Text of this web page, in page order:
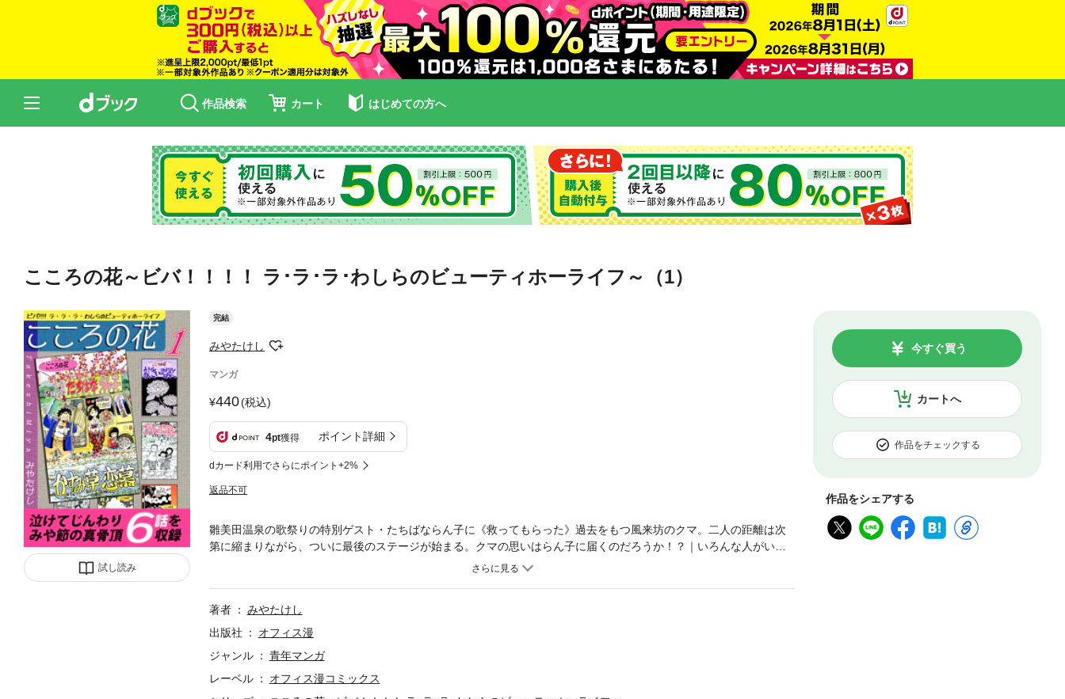
作品検索 カート はじめての方へ
こころの花～ビバ！！！！ ラ･ラ･ラ･わしらのビューティホーライフ～（1）
試し読み
完結
みやたけし
マンガ
440(税込)
4pt獲得 ポイント詳細
dカード利用でさらにポイント+2%
返品不可
カートへ
今すぐ買う
作品をチェックする
作品をシェアする
雛美田温泉の歌祭りの特別ゲスト・たちばならん子に《救ってもらった》過去をもつ風来坊のクマ。二人の距離は次
第に縮まりながら、ついに最後のステージが始まる。クマの思いはらん子に届くのだろうか！？｜いろんな人がい
て、いろんな生き様がある。そしてそれぞれに……《こころの花》があるという。読めばちょっと優しくなれる１話
ぞみやたけし先生の真骨頂！！ 悲喜こもごもな人生の様々な物語を【花・植物】になぞらえて綴っていく《アラカ
ルト人生応援讃歌》、第１巻（全10巻）！！｜第１～６話まで収録：第1話「かすみ草恋慕」、第2話「あじさい唱
采々」
著者
みやたけし
出版社
オフィス漫
ジャンル
青年マンガ
レーベル
オフィス漫コミックス